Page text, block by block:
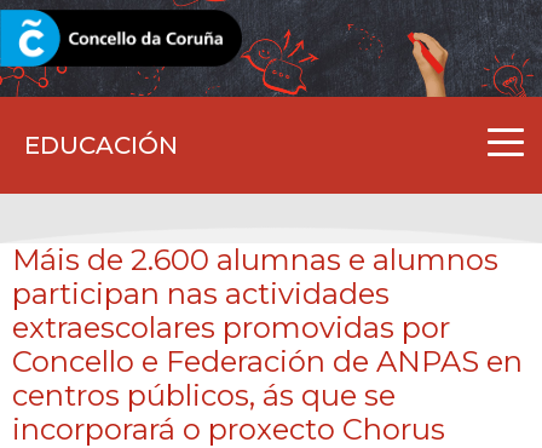
EDUCACIÓN
CORUNA.GAL
Máis de 2.600 alumnas e alumnos
participan nas actividades
extraescolares promovidas por
Concello e Federación de ANPAS en
centros públicos, ás que se
incorporará o proxecto Chorus